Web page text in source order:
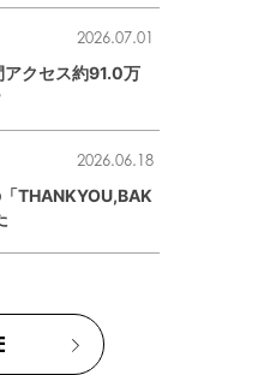
2026.07.01
クセス約91.0万
2026.06.18
THANKYOU,BAK